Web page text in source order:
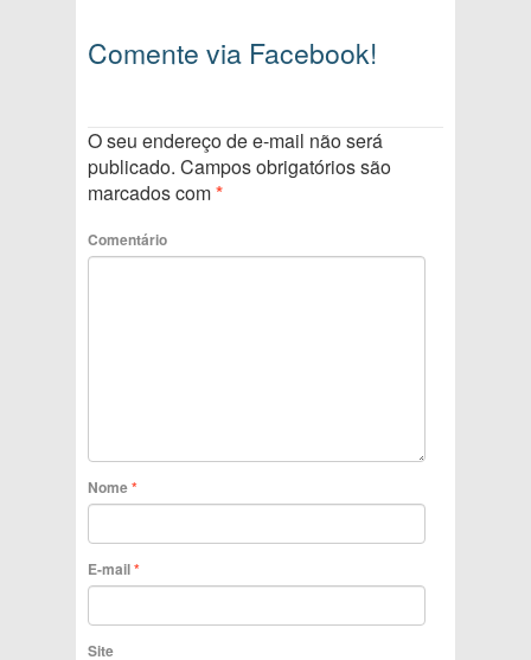
Comente via Facebook!
O seu endereço de e-mail não será
publicado. Campos obrigatórios são
marcados com*
Comentário
Nome*
E-mail*
Site